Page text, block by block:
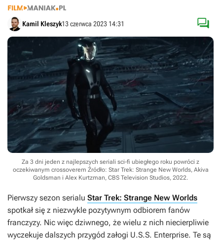
Kamil Kleszyk13 czerwca 2023 14:31 
Za 3 dni jeden z najlepszych seriali sci-fi ubiegłego roku powróci z
oczekiwanym crossoverem Źródło: Star Trek: Strange New Worlds, Akiva
Goldsman i Alex Kurtzman, CBS Television Studios, 2022.
Pierwszy sezon serialu Star Trek: Strange New Worlds
spotkał się z niezwykle pozytywnym odbiorem fanów
franczyzy. Nic więc dziwnego, że wielu z nich niecierpliwie
wyczekuje dalszych przygód załogi U.S.S. Enterprise. Te są